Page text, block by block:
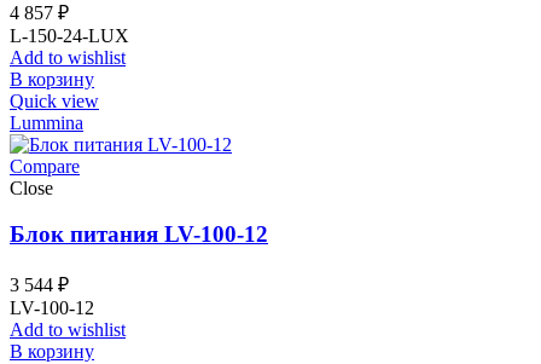
4 857 ₽
L-150-24-LUX
Add to wishlist
В корзину
Quick view
Lummina
Compare
Close
Блок питания LV-100-12
3 544 ₽
LV-100-12
Add to wishlist
В корзину